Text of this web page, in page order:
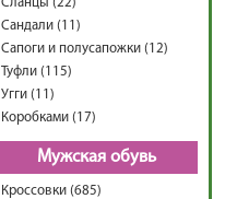
Сандали (11)
Сапоги и полусапожки (12)
Туфли (115)
Угги (11)
Коробками (17)
Мужская обувь
Кроссовки (685)